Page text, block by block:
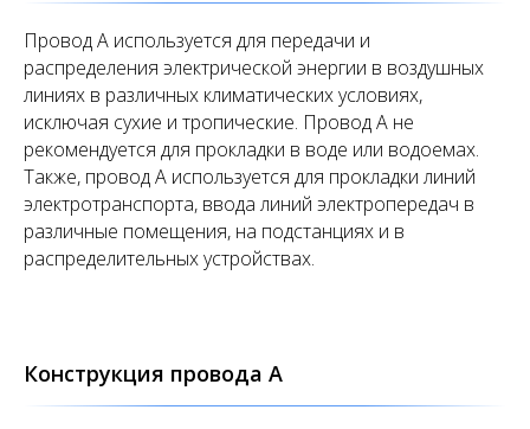
Провод А используется для передачи и
распределения электрической энергии в воздушных
линиях в различных климатических условиях,
исключая сухие и тропические. Провод А не
рекомендуется для прокладки в воде или водоемах.
Также, провод А используется для прокладки линий
электротранспорта, ввода линий электропередач в
различные помещения, на подстанциях и в
распределительных устройствах.
Конструкция провода А